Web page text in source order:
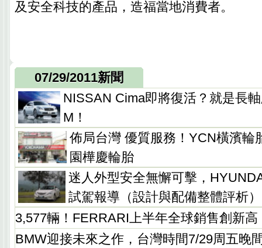
及安全科技的產品，造福當地消費者。
07/29/2011新聞
NISSAN Cima即將復活？就是長
M！
佈局台灣 優質服務！YCN橫濱輪
園樺慶輪胎
迷人外型安全無懈可擊，
試駕報導（設計與配備整體評析）
3,577輛！FERRARI上半年全球銷售創新高
BMW迎接未來之作，台灣時間7/29周五晚